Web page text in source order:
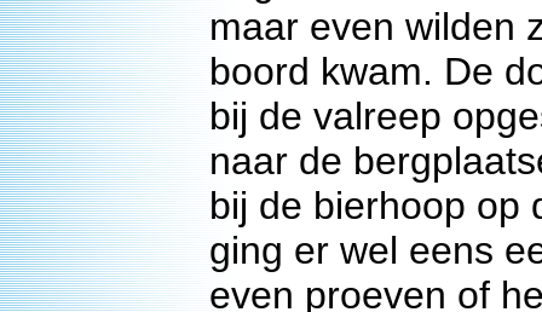
maar even wilden
boord kwam. De
bij de valreep
naar de
bij de bierhoop op
ging er wel eens
even proeven of